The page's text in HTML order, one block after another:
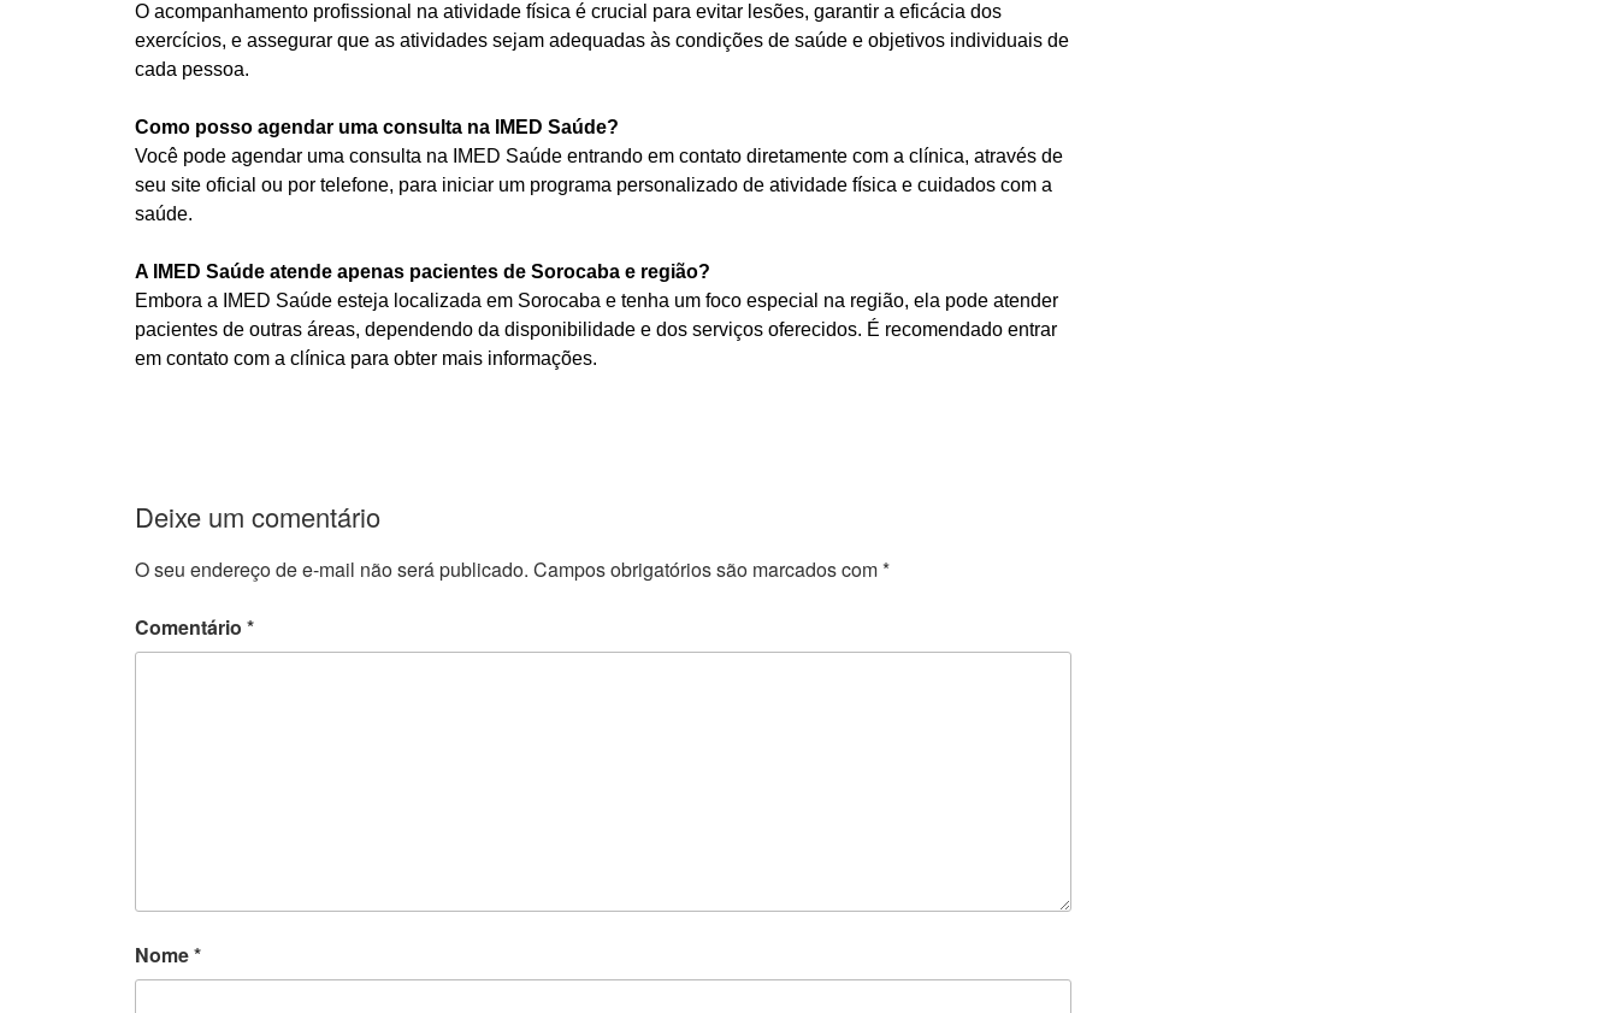
O acompanhamento profissional na atividade física é crucial para evitar lesões, garantir a eficácia dos
exercícios, e assegurar que as atividades sejam adequadas às condições de saúde e objetivos individuais de
cada pessoa.
Como posso agendar uma consulta na IMED Saúde?
Você pode agendar uma consulta na IMED Saúde entrando em contato diretamente com a clínica, através de
seu site oficial ou por telefone, para iniciar um programa personalizado de atividade física e cuidados com a
saúde.
A IMED Saúde atende apenas pacientes de Sorocaba e região?
Embora a IMED Saúde esteja localizada em Sorocaba e tenha um foco especial na região, ela pode atender
pacientes de outras áreas, dependendo da disponibilidade e dos serviços oferecidos. É recomendado entrar
em contato com a clínica para obter mais informações.
Deixe um comentário
O seu endereço de e-mail não será publicado. Campos obrigatórios são marcados com*
Comentário *
Nome*